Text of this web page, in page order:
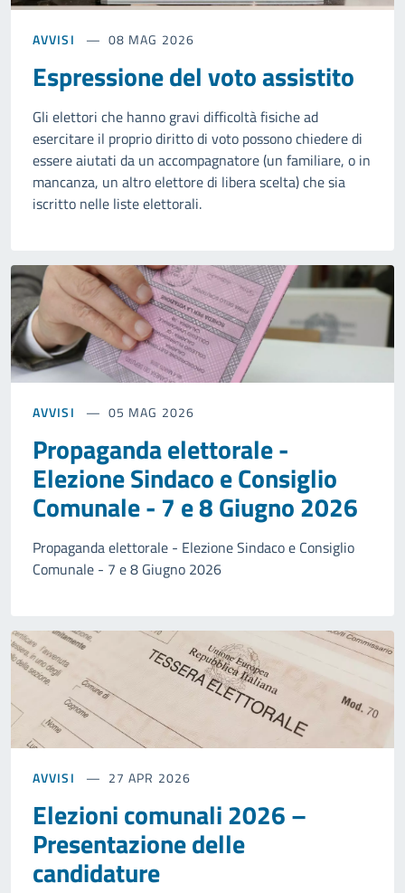
AVVISI 08 MAG 2026
Espressione del voto assistito
Gli elettori che hanno gravi difficoltà fisiche ad
esercitare il proprio diritto di voto possono chiedere di
essere aiutati da un accompagnatore (un familiare, o in
mancanza, un altro elettore di libera scelta) che sia
iscritto nelle liste elettorali.
AVVISI 05 MAG 2026
Propaganda elettorale -
Elezione Sindaco e Consiglio
Comunale - 7 e 8 Giugno 2026
Propaganda elettorale - Elezione Sindaco e Consiglio
Comunale - 7 e 8 Giugno 2026
AVVISI 27 APR 2026
Elezioni comunali 2026 –
Presentazione delle
candidature